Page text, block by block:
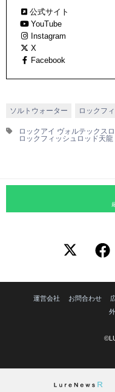
トジギングでは「ホライ
エリアフィッシング、さ
ンルでこだわりの強いロッ
公式サイト
YouTube
Instagram
X
Facebook
ソルトウォーター ロックフ
ロックアイ ヴォルテックス
ロックフィッシュロッド天龍
運営会社 お問合わせ